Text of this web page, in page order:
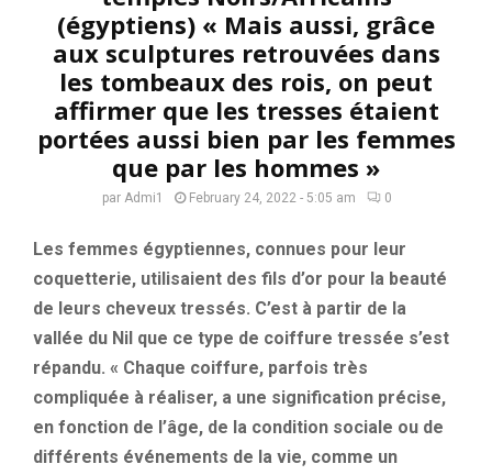
(égyptiens) « Mais aussi, grâce
aux sculptures retrouvées dans
les tombeaux des rois, on peut
affirmer que les tresses étaient
portées aussi bien par les femmes
que par les hommes »
par Admi1 February 24, 2022 - 5:05 am 0
Les femmes égyptiennes, connues pour leur
coquetterie, utilisaient des fils d’or pour la beauté
de leurs cheveux tressés. C’est à partir de la
vallée du Nil que ce type de coiffure tressée s’est
répandu. « Chaque coiffure, parfois très
compliquée à réaliser, a une signification précise,
en fonction de l’âge, de la condition sociale ou de
différents événements de la vie, comme un